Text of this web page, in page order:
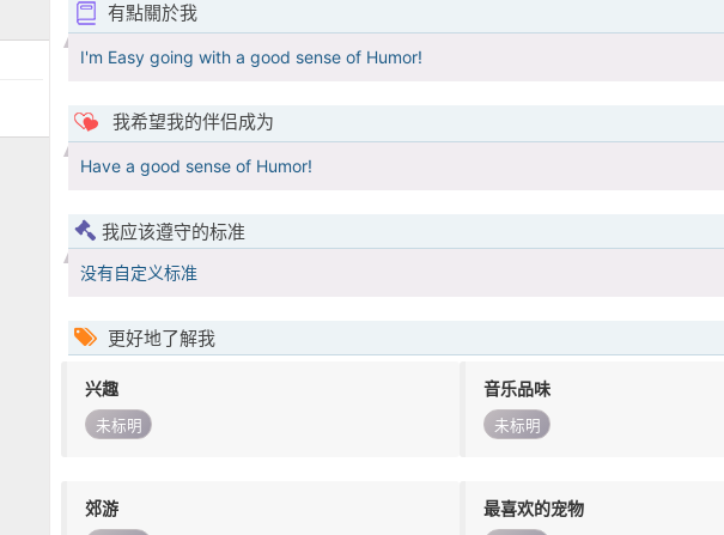
有點關於我
I'm Easy going with a good sense of Humor!
我希望我的伴侣成为
Have a good sense of Humor!
我应该遵守的标准
没有自定义标准
更好地了解我
兴趣
未标明
音乐品味
未标明
郊游 最喜欢的宠物